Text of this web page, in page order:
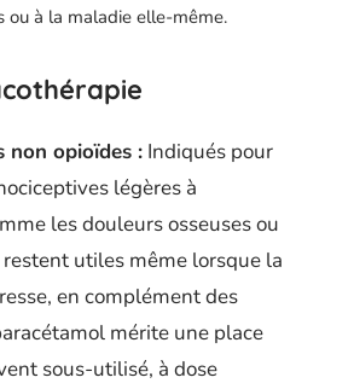
ou à la maladie elle-même.
non opioïdes : Indiqués pour
légères à
les douleurs osseuses ou
utiles même lorsque la
en complément des
mérite une place
sous-utilisé, à dose